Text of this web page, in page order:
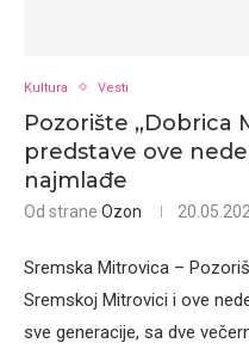
Kultura Vesti
Pozorište „Dobrica
predstave ove
najmlađe
Od strane Ozon
Sremska Mitrovica –
Sremskoj Mitrovici i ove
sve generacije, sa dve